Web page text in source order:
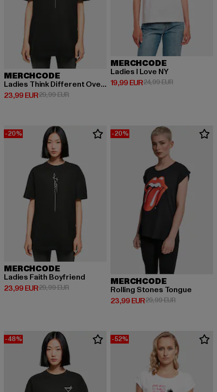
MERCHCODE
Ladies Think Different Oversized Boyfriend
23,99 EUR
Derzeitiger Preis: 23,99 EUR
29,99 EURAktionspreis: 29,99 EUR
MERCHCODE
Ladies I Love NY
19,99 EUR
Derzeitiger Preis: 19,99 EUR
24,99 EURAktionspreis:
-20%
MERCHCODE
Ladies Faith Boyfriend
23,99 EUR
Derzeitiger Preis: 23,99 EUR
29,99 EURAktionspreis: 29,99 EUR
-20%
MERCHCODE
Rolling Stones Tongue
23,99 EUR
Derzeitiger Preis: 23,99 EUR
29,99 EURAktionspreis:
-48% -52%